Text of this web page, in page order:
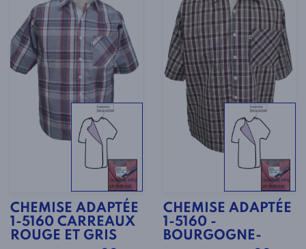
CHEMISE ADAPTÉE
1-5160 CARREAUX
ROUGE ET GRIS
CHEMISE ADAPTÉE
1-5160 -
BOURGOGNE-